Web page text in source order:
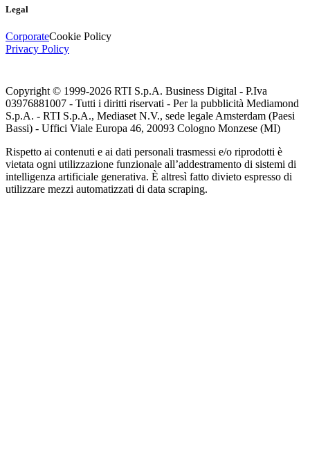
Legal
CorporateCookie Policy
Privacy Policy
Copyright © 1999-2026 RTI S.p.A. Business Digital - P.Iva
03976881007 - Tutti i diritti riservati - Per la pubblicità Mediamond
S.p.A. - RTI S.p.A., Mediaset N.V., sede legale Amsterdam (Paesi
Bassi) - Uffici Viale Europa 46, 20093 Cologno Monzese (MI)
Rispetto ai contenuti e ai dati personali trasmessi e/o riprodotti è
vietata ogni utilizzazione funzionale all’addestramento di sistemi di
intelligenza artificiale generativa. È altresì fatto divieto espresso di
utilizzare mezzi automatizzati di data scraping.